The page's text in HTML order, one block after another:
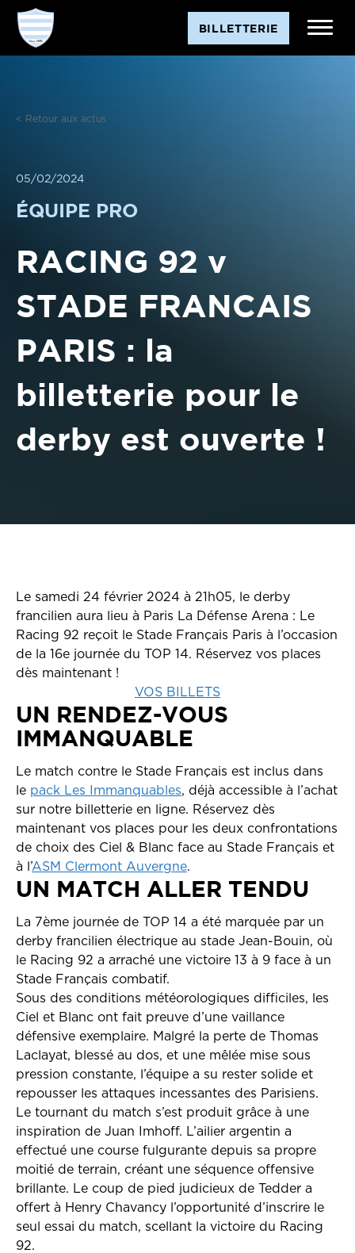
Aller
contenu
BILLETTERIE
< Retour aux actus
05/02/2024
ÉQUIPE PRO
RACING 92 v
STADE FRANCAIS
PARIS : la
billetterie pour le
derby est ouverte !
Le samedi 24 février 2024 à 21h05, le derby
francilien aura lieu à Paris La Défense Arena : Le
Racing 92 reçoit le Stade Français Paris à l’occasion
de la 16e journée du TOP 14. Réservez vos places
dès maintenant !
VOS BILLETS
UN RENDEZ-VOUS
IMMANQUABLE
Le match contre le Stade Français est inclus dans
le pack Les Immanquables, déjà accessible à l’achat
sur notre billetterie en ligne. Réservez dès
maintenant vos places pour les deux confrontations
de choix des Ciel & Blanc face au Stade Français et
à l’ASM Clermont Auvergne.
UN MATCH ALLER TENDU
La 7ème journée de TOP 14 a été marquée par un
derby francilien électrique au stade Jean-Bouin, où
le Racing 92 a arraché une victoire 13 à 9 face à un
Stade Français combatif.
Sous des conditions météorologiques difficiles, les
Ciel et Blanc ont fait preuve d’une vaillance
défensive exemplaire. Malgré la perte de Thomas
Laclayat, blessé au dos, et une mêlée mise sous
pression constante, l’équipe a su rester solide et
repousser les attaques incessantes des Parisiens.
Le tournant du match s’est produit grâce à une
inspiration de Juan Imhoff. L’ailier argentin a
effectué une course fulgurante depuis sa propre
moitié de terrain, créant une séquence offensive
brillante. Le coup de pied judicieux de Tedder a
offert à Henry Chavancy l’opportunité d’inscrire le
seul essai du match, scellant la victoire du Racing
92.